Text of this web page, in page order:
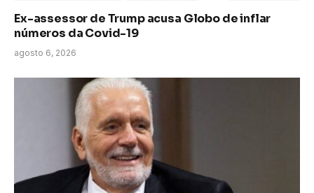
Ex-assessor de Trump acusa Globo de inflar
números da Covid-19
agosto 6, 2026